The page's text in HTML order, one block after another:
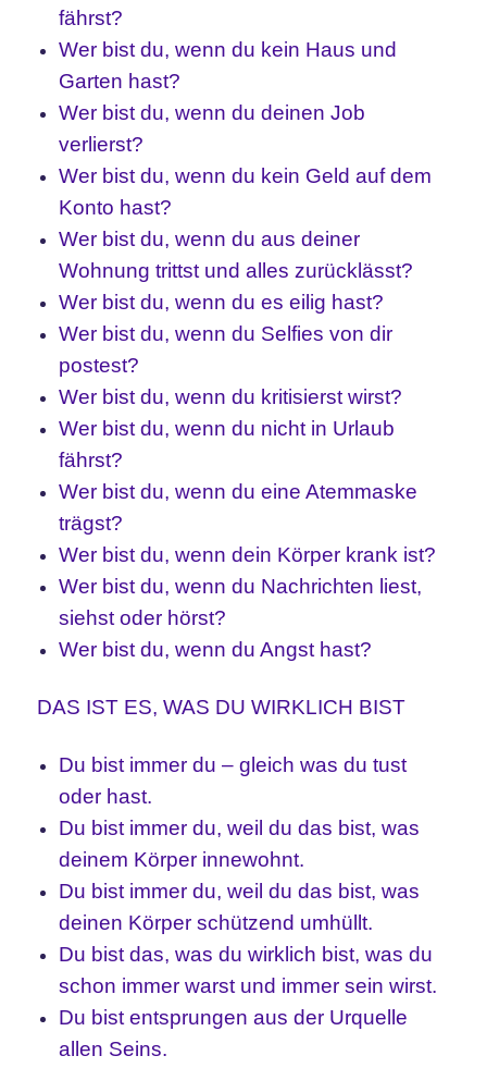
fährst?
Wer bist du, wenn du kein Haus und
Garten hast?
Wer bist du, wenn du deinen Job
verlierst?
Wer bist du, wenn du kein Geld auf dem
Konto hast?
Wer bist du, wenn du aus deiner
Wohnung trittst und alles zurücklässt?
Wer bist du, wenn du es eilig hast?
Wer bist du, wenn du Selfies von dir
postest?
Wer bist du, wenn du kritisierst wirst?
Wer bist du, wenn du nicht in Urlaub
fährst?
Wer bist du, wenn du eine Atemmaske
trägst?
Wer bist du, wenn dein Körper krank ist?
Wer bist du, wenn du Nachrichten liest,
siehst oder hörst?
Wer bist du, wenn du Angst hast?
DAS IST ES, WAS DU WIRKLICH BIST
Du bist immer du – gleich was du tust
oder hast.
Du bist immer du, weil du das bist, was
deinem Körper innewohnt.
Du bist immer du, weil du das bist, was
deinen Körper schützend umhüllt.
Du bist das, was du wirklich bist, was du
schon immer warst und immer sein wirst.
Du bist entsprungen aus der Urquelle
allen Seins.